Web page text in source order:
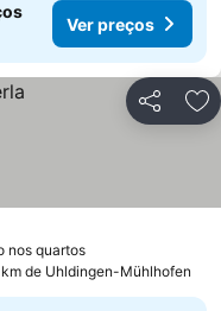
Ver preços
Partilhar
nos quartosVer preços
de Uhldingen-Mühlhofen